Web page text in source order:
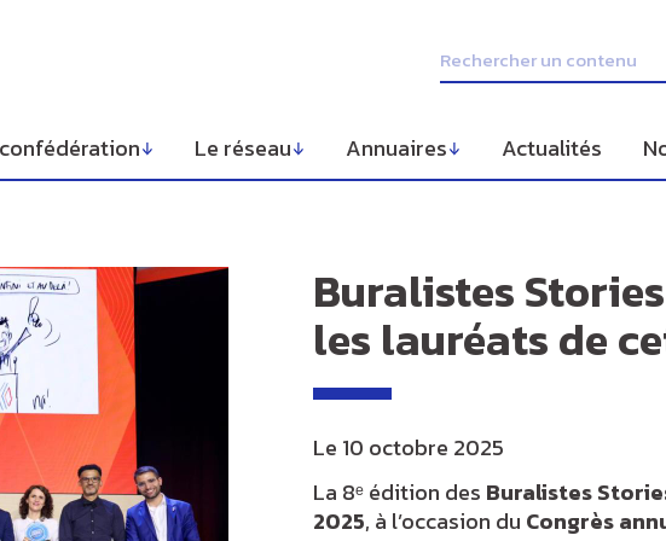
Le réseau Annuaires Actualités
Buralistes
les lauréats de
Le 10 octobre 2025
La 8ᵉ édition des Buralistes
2025, à l’occasion du Congrès